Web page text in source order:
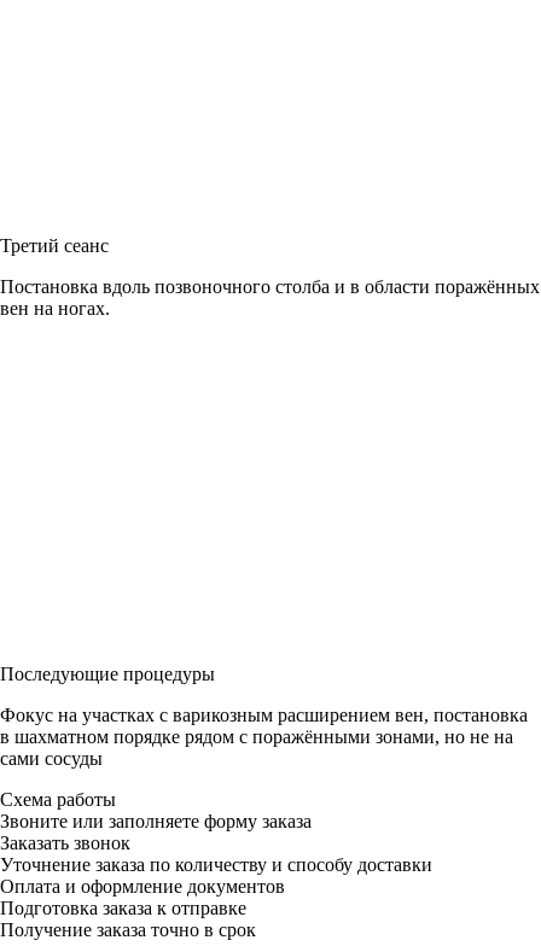
Третий сеанс
Постановка вдоль позвоночного столба и в области поражённых
вен на ногах.
Последующие процедуры
Фокус на участках с варикозным расширением вен, постановка
в шахматном порядке рядом с поражёнными зонами, но не на
сами сосуды
Схема работы
Звоните или заполняете форму заказа
Заказать звонок
Уточнение заказа по количеству и способу доставки
Оплата и оформление документов
Подготовка заказа к отправке
Получение заказа точно в срок